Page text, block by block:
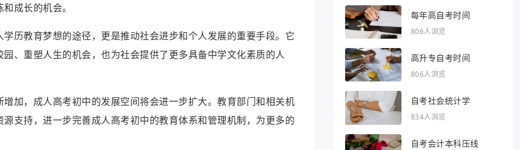
成长的机会。
历教育梦想的途径，更是推动社会进步和个人发展的重要手段。它
、重塑人生的机会，也为社会提供了更多具备中学文化素质的人
加，成人高考初中的发展空间将会进一步扩大。教育部门和相关机
支持，进一步完善成人高考初中的教育体系和管理机制，为更多的
每年高自考时间
806人浏览
高升专自考时间
806人浏览
自考社会统计学
834人浏览
自考会计本科压线